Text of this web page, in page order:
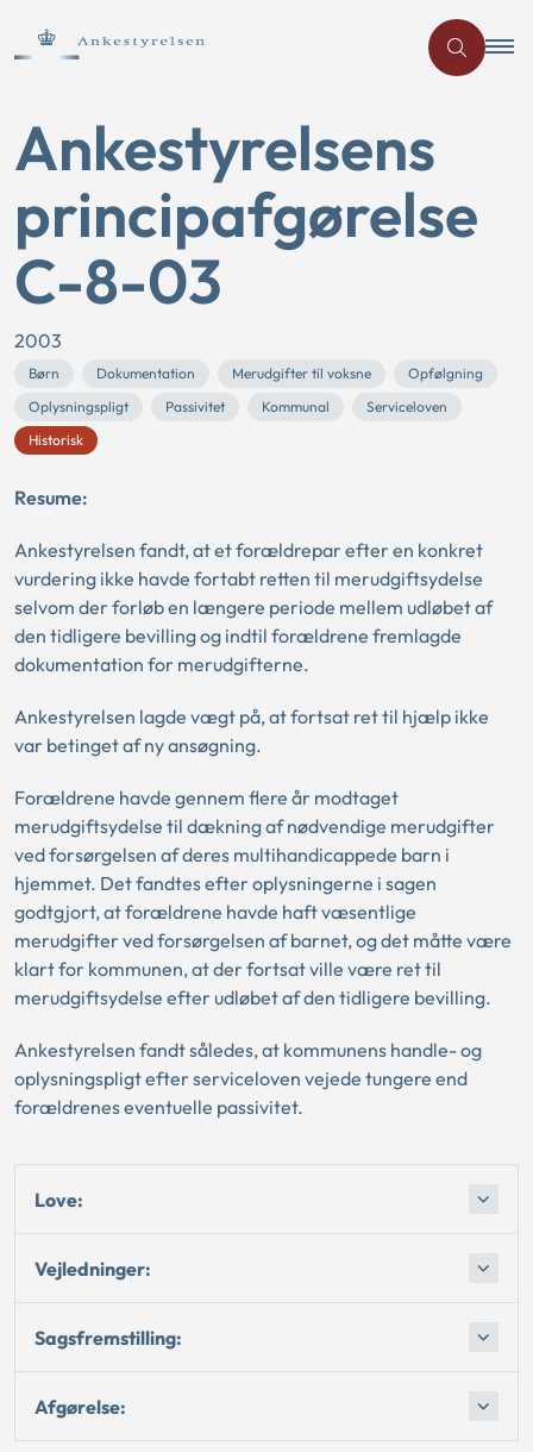
Ankestyrelsens
principafgørelse
C-8-03
2003
Børn Dokumentation Merudgifter til voksne
Opfølgning
Oplysningspligt
Passivitet Kommunal
Serviceloven
Historisk
Resume:
Ankestyrelsen fandt, at et forældrepar efter en konkret
vurdering ikke havde fortabt retten til merudgiftsydelse
selvom der forløb en længere periode mellem udløbet af
den tidligere bevilling og indtil forældrene fremlagde
dokumentation for merudgifterne.
Ankestyrelsen lagde vægt på, at fortsat ret til hjælp ikke
var betinget af ny ansøgning.
Forældrene havde gennem flere år modtaget
merudgiftsydelse til dækning af nødvendige merudgifter
ved forsørgelsen af deres multihandicappede barn i
hjemmet. Det fandtes efter oplysningerne i sagen
godtgjort, at forældrene havde haft væsentlige
merudgifter ved forsørgelsen af barnet, og det måtte være
klart for kommunen, at der fortsat ville være ret til
merudgiftsydelse efter udløbet af den tidligere bevilling.
Ankestyrelsen fandt således, at kommunens handle- og
oplysningspligt efter serviceloven vejede tungere end
forældrenes eventuelle passivitet.
Love:
Vejledninger:
Sagsfremstilling:
Afgørelse: